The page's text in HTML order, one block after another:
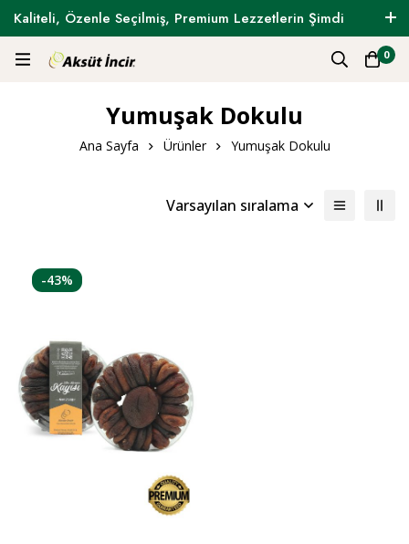
Kaliteli, Özenle Seçilmiş, Premium Lezzetlerin Şimdi
Tam Zamanı !
0
Yumuşak Dokulu
Ana Sayfa Ürünler Yumuşak Dokulu
Varsayılan sıralama
-43%